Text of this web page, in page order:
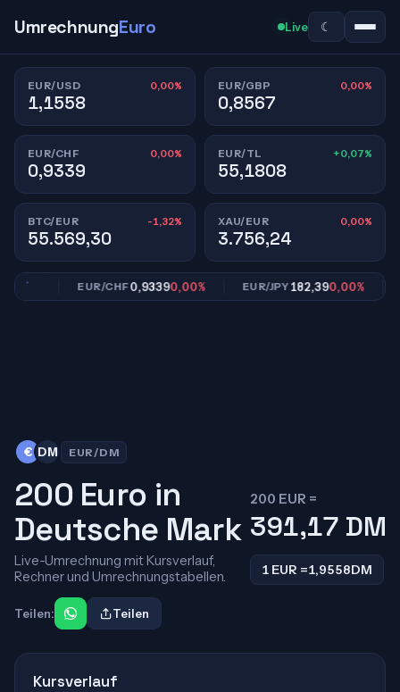
UmrechnungEuro Live ☾
EUR/USD 0,00%
1,1558
EUR/GBP 0,00%
0,8567
EUR/CHF 0,00%
0,9339
EUR/TL +0,07%
55,1808
BTC/EUR -1,32%
55.569,30
XAU/EUR 0,00%
3.756,24
EUR/CHF0,93390,00% EUR/JPY182,390,00%
€ DM EUR/DM
200 Euro in
Deutsche Mark
Live-Umrechnung mit Kursverlauf,
Rechner und Umrechnungstabellen.
200 EUR =
391,17 DM
1 EUR =1,9558DM
Teilen: Teilen
Kursverlauf